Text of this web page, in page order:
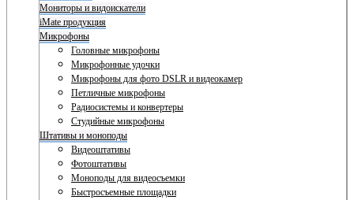
Мониторы и видоискатели
iMate продукция
Микрофоны
Головные микрофоны
Микрофонные удочки
Микрофоны для фото DSLR и видеокамер
Петличные микрофоны
Радиосистемы и конвертеры
Студийные микрофоны
Штативы и моноподы
Видеоштативы
Фотоштативы
Моноподы для видеосъемки
Быстросъемные площадки